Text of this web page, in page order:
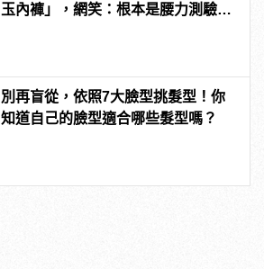
玉內褲」，網笑：根本是腰力測驗
別再盲從，依照7大臉型挑髮型！你
知道自己的臉型適合哪些髮型嗎？